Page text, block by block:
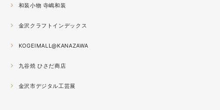
秋の催事シーズンに向けてまた木地を作り始めました。
2021.04
いの桜が満開になりました。
和装小物 寺嶋和装
金沢クラフトインデックス
KOGEIMALL@KANAZAWA
九谷焼 ひさだ商店
金沢市デジタル工芸展